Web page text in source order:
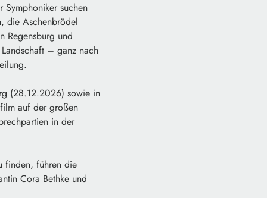
suchen
die Aschenbrödel
Regensburg und
– ganz nach
(28.12.2026) sowie in
auf der großen
in der
finden, führen die
Cora Bethke und